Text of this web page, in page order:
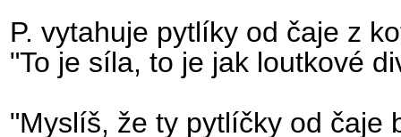
P. vytahuje pytlíky od čaje z
"To je síla, to je jak loutkové
"Myslíš, že ty pytlíčky od čaje